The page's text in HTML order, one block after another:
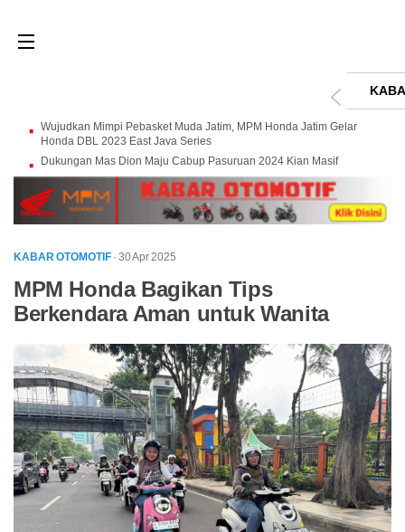
Wujudkan Mimpi Pebasket Muda Jatim, MPM Honda Jatim Gelar
Honda DBL 2023 East Java Series
Dukungan Mas Dion Maju Cabup Pasuruan 2024 Kian Masif
KABAR OTOMOTIF · 30 Apr 2025
MPM Honda Bagikan Tips
Berkendara Aman untuk Wanita